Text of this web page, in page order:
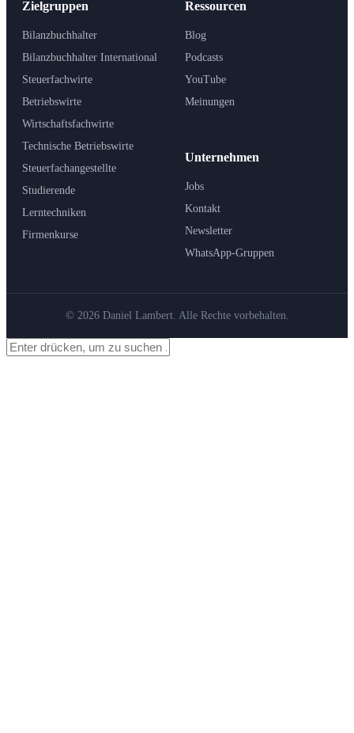
Zielgruppen
Bilanzbuchhalter
Bilanzbuchhalter International
Steuerfachwirte
Betriebswirte
Wirtschaftsfachwirte
Technische Betriebswirte
Steuerfachangestellte
Studierende
Lerntechniken
Firmenkurse
Ressourcen
Blog
Podcasts
YouTube
Meinungen
Unternehmen
Jobs
Kontakt
Newsletter
WhatsApp-Gruppen
© 2026 Daniel Lambert. Alle Rechte vorbehalten.